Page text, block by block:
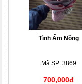
Tình Ấm Nồng
Mã SP: 3869
700,000đ